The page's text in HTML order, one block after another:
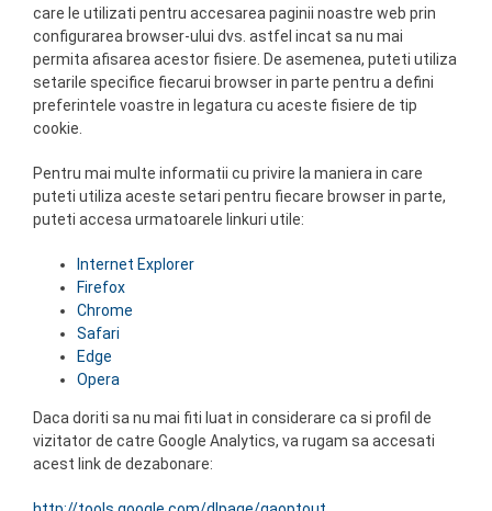
care le utilizati pentru accesarea paginii noastre web prin
configurarea browser-ului dvs. astfel incat sa nu mai
permita afisarea acestor fisiere. De asemenea, puteti utiliza
setarile specifice fiecarui browser in parte pentru a defini
preferintele voastre in legatura cu aceste fisiere de tip
cookie.
Pentru mai multe informatii cu privire la maniera in care
puteti utiliza aceste setari pentru fiecare browser in parte,
puteti accesa urmatoarele linkuri utile:
Internet Explorer
Firefox
Chrome
Safari
Edge
Opera
Daca doriti sa nu mai fiti luat in considerare ca si profil de
vizitator de catre Google Analytics, va rugam sa accesati
acest link de dezabonare: